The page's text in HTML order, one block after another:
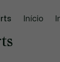
Início